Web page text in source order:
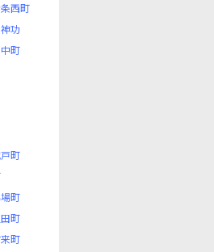
西町
神功
町
町
町
町
町